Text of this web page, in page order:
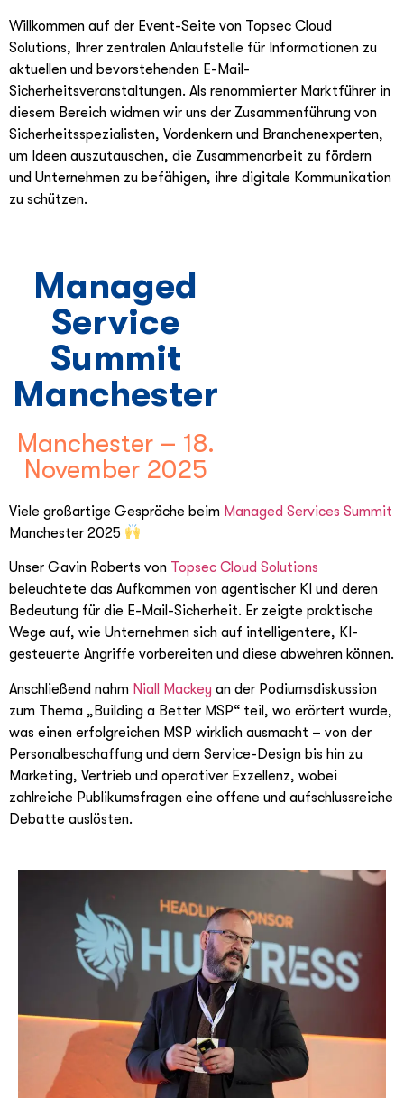
Willkommen auf der Event-Seite von Topsec Cloud
Solutions, Ihrer zentralen Anlaufstelle für Informationen zu
aktuellen und bevorstehenden E-Mail-
Sicherheitsveranstaltungen. Als renommierter Marktführer in
diesem Bereich widmen wir uns der Zusammenführung von
Sicherheitsspezialisten, Vordenkern und Branchenexperten,
um Ideen auszutauschen, die Zusammenarbeit zu fördern
und Unternehmen zu befähigen, ihre digitale Kommunikation
zu schützen.
Managed
Service
Summit
Manchester
Manchester – 18.
November 2025
Viele großartige Gespräche beim Managed Services Summit
Manchester 2025
Unser Gavin Roberts von Topsec Cloud Solutions
beleuchtete das Aufkommen von agentischer KI und deren
Bedeutung für die E-Mail-Sicherheit. Er zeigte praktische
Wege auf, wie Unternehmen sich auf intelligentere, KI-
gesteuerte Angriffe vorbereiten und diese abwehren können.
Anschließend nahm Niall Mackey an der Podiumsdiskussion
zum Thema „Building a Better MSP“ teil, wo erörtert wurde,
was einen erfolgreichen MSP wirklich ausmacht – von der
Personalbeschaffung und dem Service-Design bis hin zu
Marketing, Vertrieb und operativer Exzellenz, wobei
zahlreiche Publikumsfragen eine offene und aufschlussreiche
Debatte auslösten.